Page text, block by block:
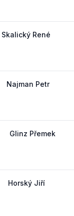
Skalický René
Najman Petr
Glinz Přemek
Horský Jiří